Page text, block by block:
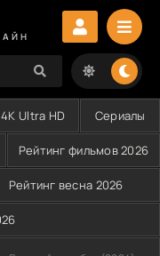
Ultra HD Сериалы
Рейтинг фильмов 2026
Рейтинг весна 2026